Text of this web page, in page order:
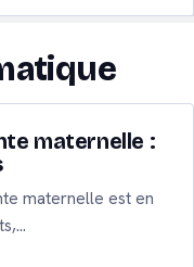
maternelle :
maternelle est en